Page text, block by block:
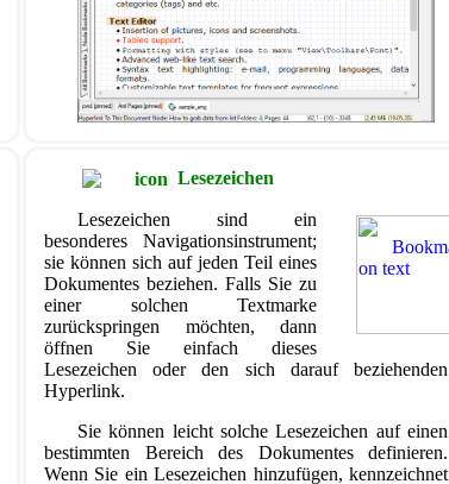
Lesezeichen
Lesezeichen sind ein
besonderes Navigationsinstrument;
sie können sich auf jeden Teil eines
Dokumentes beziehen. Falls Sie zu
einer solchen Textmarke
zurückspringen möchten, dann
öffnen Sie einfach dieses
Lesezeichen oder den sich darauf beziehenden
Hyperlink.
Sie können leicht solche Lesezeichen auf einen
bestimmten Bereich des Dokumentes definieren.
Wenn Sie ein Lesezeichen hinzufügen, kennzeichnet